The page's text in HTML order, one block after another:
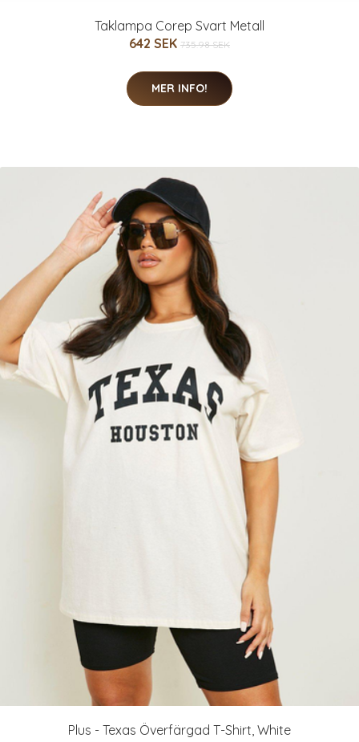
Taklampa Corep Svart Metall
642 SEK 735.98 SEK
MER INFO!
Plus - Texas Överfärgad T-Shirt, White